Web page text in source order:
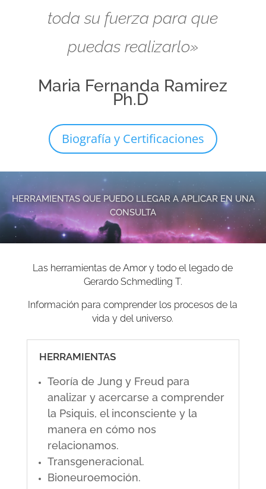
toda su fuerza para que
puedas realizarlo»
Maria Fernanda Ramirez
Ph.D
Biografía y Certificaciones
HERRAMIENTAS QUE PUEDO LLEGAR A APLICAR EN UNA
CONSULTA
Las herramientas de Amor y todo el legado de
Gerardo Schmedling T.
Información para comprender los procesos de la
vida y del universo.
HERRAMIENTAS
Teoría de Jung y Freud para
analizar y acercarse a comprender
la Psiquis, el inconsciente y la
manera en cómo nos
relacionamos.
Transgeneracional.
Bioneuroemoción.